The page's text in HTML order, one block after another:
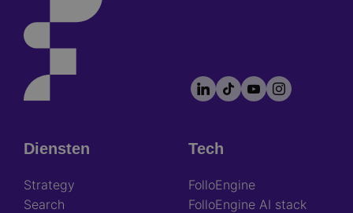
Footer
socials
LinkedIn
TikTokYouTubeInstagram
Footer
Diensten
Strategy
Search
Tech
FolloEngine
FolloEngine AI stack